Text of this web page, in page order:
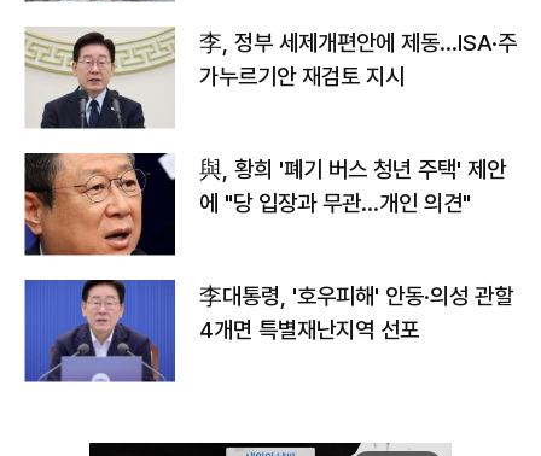
李, 정부 세제개편안에 제동…ISA·주
가누르기안 재검토 지시
與, 황희 '폐기 버스 청년 주택' 제안
에 "당 입장과 무관…개인 의견"
李대통령, '호우피해' 안동·의성 관할
4개면 특별재난지역 선포